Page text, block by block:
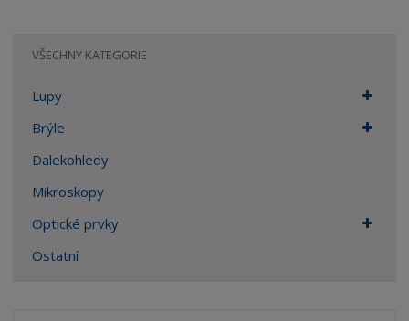
VŠECHNY KATEGORIE
Lupy
Brýle
Dalekohledy
Mikroskopy
Optické prvky
Ostatní